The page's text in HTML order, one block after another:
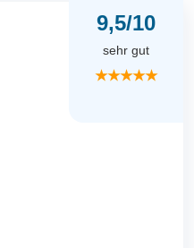
9,5/10
sehr gut
★★★★★